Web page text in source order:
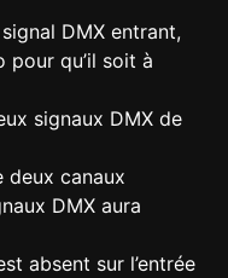
DMX entrant,
qu’il soit à
signaux DMX de
deux canaux
DMX aura
absent sur l’entrée